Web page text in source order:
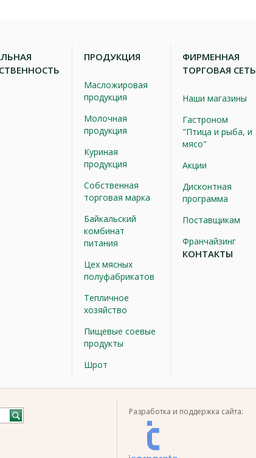
ПРОДУКЦИЯ
Масложировая
продукция
Молочная
продукция
Куриная
продукция
Собственная
торговая марка
Байкальский
комбинат
питания
Цех мясных
полуфабрикатов
Тепличное
хозяйство
Пищевые соевые
продукты
Шрот
ФИРМЕННАЯ
ТОРГОВАЯ СЕТЬ
Наши магазины
Гастроном
"Птица и рыба, и
мясо"
Акции
Дисконтная
программа
Поставщикам
Франчайзинг
КОНТАКТЫ
Разработка и поддержка сайта: